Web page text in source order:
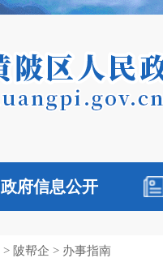
政府信息公开
> 陂帮企 > 办事指南